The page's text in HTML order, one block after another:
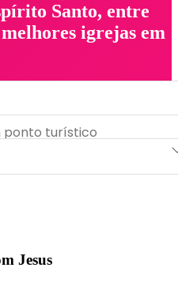
Santo, entre
igrejas em
Jesus